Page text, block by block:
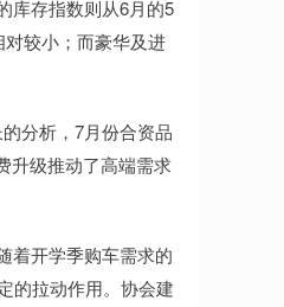
库存指数则从6月的5
较小；而豪华及进
分析，7月份合资品
升级推动了高端需求
着开学季购车需求的
的拉动作用。协会建